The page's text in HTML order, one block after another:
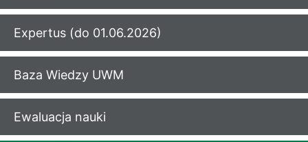
Expertus (do 01.06.2026)
Baza Wiedzy UWM
Ewaluacja nauki